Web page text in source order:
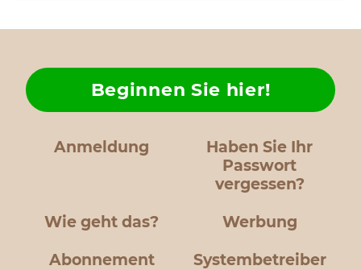
Anmeldung
Haben Sie Ihr
Passwort
vergessen?
Wie geht das?
Beginnen Sie hier!
Werbung
Abonnement Systembetreiber